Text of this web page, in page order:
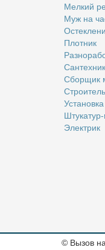
Мел­кий
Муж на
Плот­ник
Сан­тех­ник
Сбор­щик
Стро­и­тель
Элек­трик
© Вызов